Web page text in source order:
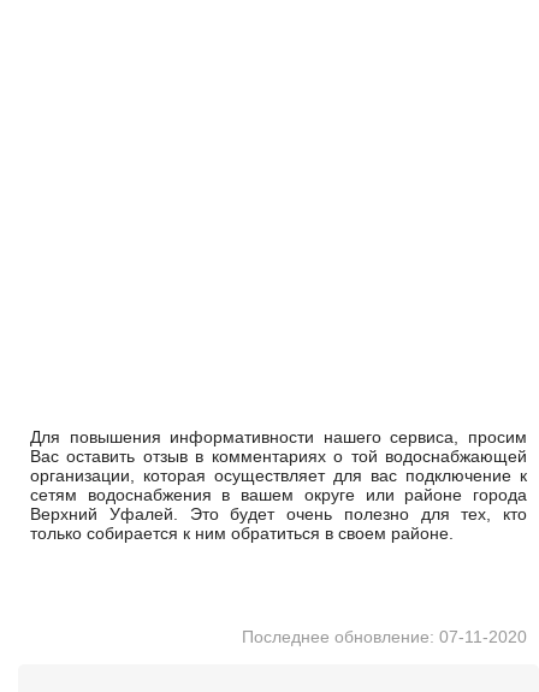
Для повышения информативности нашего сервиса, просим
Вас оставить отзыв в комментариях о той водоснабжающей
организации, которая осуществляет для вас подключение к
сетям водоснабжения в вашем округе или районе города
Верхний Уфалей. Это будет очень полезно для тех, кто
только собирается к ним обратиться в своем районе.
Последнее обновление: 07-11-2020